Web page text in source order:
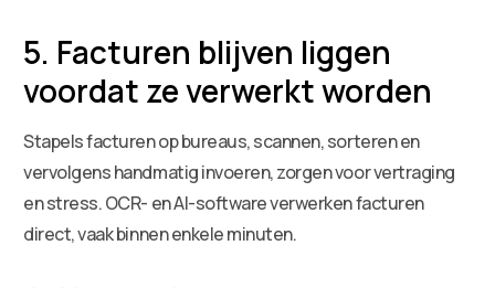
5. Facturen blijven liggen
voordat ze verwerkt worden
Stapels facturen op bureaus, scannen, sorteren en
vervolgens handmatig invoeren, zorgen voor vertraging
en stress. OCR- en AI-software verwerken facturen
direct, vaak binnen enkele minuten.